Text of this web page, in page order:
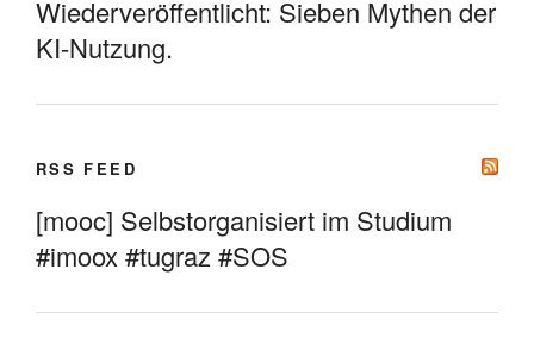
Wiederveröffentlicht: Sieben Mythen der
KI-Nutzung.
RSS FEED
[mooc] Selbstorganisiert im Studium
#imoox #tugraz #SOS